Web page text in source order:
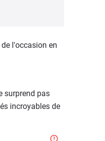
l'occasion en
surprend pas
incroyables de